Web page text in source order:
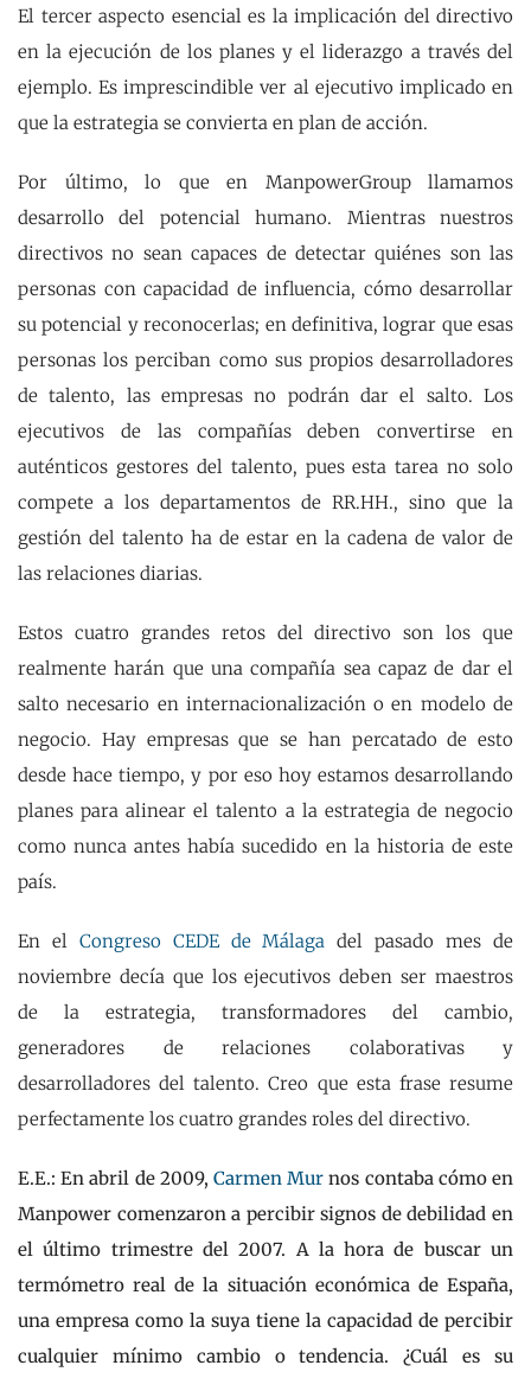
El tercer aspecto esencial es la implicación del directivo
en la ejecución de los planes y el liderazgo a través del
ejemplo. Es imprescindible ver al ejecutivo implicado en
que la estrategia se convierta en plan de acción.
Por último, lo que en ManpowerGroup llamamos
desarrollo del potencial humano. Mientras nuestros
directivos no sean capaces de detectar quiénes son las
personas con capacidad de influencia, cómo desarrollar
su potencial y reconocerlas; en definitiva, lograr que esas
personas los perciban como sus propios desarrolladores
de talento, las empresas no podrán dar el salto. Los
ejecutivos de las compañías deben convertirse en
auténticos gestores del talento, pues esta tarea no solo
compete a los departamentos de RR.HH., sino que la
gestión del talento ha de estar en la cadena de valor de
las relaciones diarias.
Estos cuatro grandes retos del directivo son los que
realmente harán que una compañía sea capaz de dar el
salto necesario en internacionalización o en modelo de
negocio. Hay empresas que se han percatado de esto
desde hace tiempo, y por eso hoy estamos desarrollando
planes para alinear el talento a la estrategia de negocio
como nunca antes había sucedido en la historia de este
país.
En el Congreso CEDE de Málaga del pasado mes de
noviembre decía que los ejecutivos deben ser maestros
de la estrategia, transformadores del cambio,
generadores de relaciones colaborativas y
desarrolladores del talento. Creo que esta frase resume
perfectamente los cuatro grandes roles del directivo.
E.E.: En abril de 2009, Carmen Mur nos contaba cómo en
Manpower comenzaron a percibir signos de debilidad en
el último trimestre del 2007. A la hora de buscar un
termómetro real de la situación económica de España,
una empresa como la suya tiene la capacidad de percibir
cualquier mínimo cambio o tendencia. ¿Cuál es su